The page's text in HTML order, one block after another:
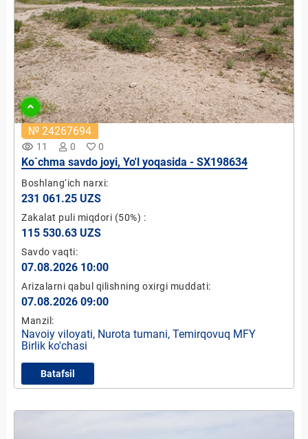
remove_red_eye 11 0 0
№ 24267694
Ko`chma savdo joyi, Yo'l yoqasida - SX198634
Boshlang‘ich narxi:
231 061.25 UZS
Zakalat puli miqdori (50%) :
115 530.63 UZS
Savdo vaqti:
07.08.2026 10:00
Arizalarni qabul qilishning oxirgi muddati:
07.08.2026 09:00
Manzil:
Navoiy viloyati, Nurota tumani, Temirqovuq MFY
Birlik ko'chasi
Batafsil